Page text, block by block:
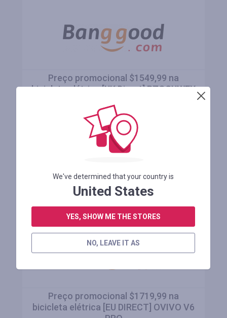
Preço promocional $1549,99 na
bicicleta elétrica [UK Direct] RZOGUWEX
Manter 4 mês
OBTER CASHBACK
Preço promocional $1719,99 na
bicicleta elétrica [EU DIRECT] OVIVO V6
We've determined that your country is
United States
YES, SHOW ME THE STORES
NO, LEAVE IT AS